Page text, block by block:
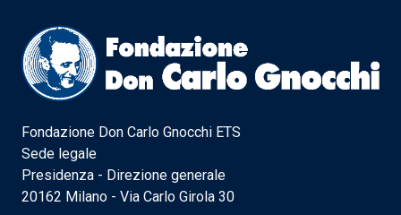
Fondazione Don Carlo Gnocchi ETS
Sede legale
Presidenza - Direzione generale
20162 Milano - Via Carlo Girola 30